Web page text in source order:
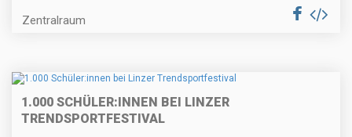
Zentralraum
1.000 SCHÜLER:INNEN BEI LINZER
TRENDSPORTFESTIVAL